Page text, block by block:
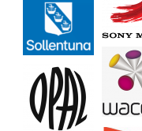
Ladda mer…